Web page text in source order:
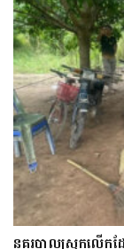
នគរបាលស្រុកលើកដ